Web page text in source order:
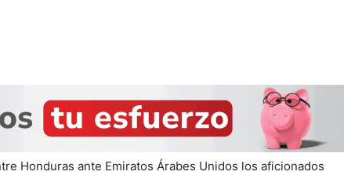
Honduras ante Emiratos Árabes Unidos los aficionados